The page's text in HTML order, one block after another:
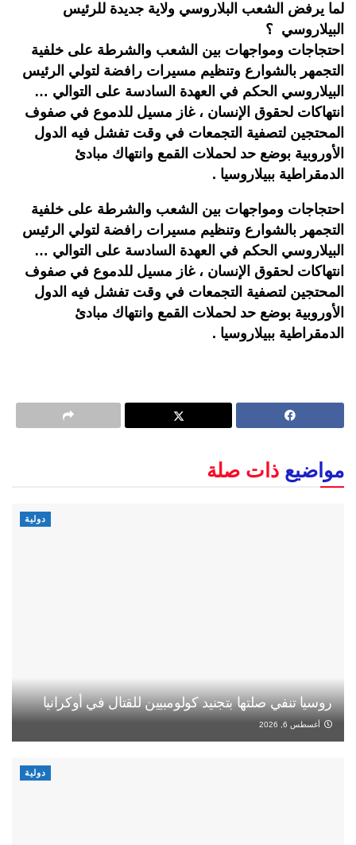
لما يرفض الشعب البلاروسي ولاية جديدة للرئيس
البيلاروسي ؟
احتجاجات ومواجهات بين الشعب والشرطة على خلفية
التجمهر بالشوارع وتنظيم مسيرات رافضة لتولي الرئيس
البيلاروسي الحكم في العهدة السادسة على التوالي …
انتهاكات لحقوق الإنسان ، غاز مسيل للدموع في صفوف
المحتجين لتصفية التجمعات في وقت تفشل فيه الدول
الأوروبية بوضع حد لحملات القمع وانتهاك مبادئ
الدمقراطية ببيلاروسيا .
احتجاجات ومواجهات بين الشعب والشرطة على خلفية
التجمهر بالشوارع وتنظيم مسيرات رافضة لتولي الرئيس
البيلاروسي الحكم في العهدة السادسة على التوالي …
انتهاكات لحقوق الإنسان ، غاز مسيل للدموع في صفوف
المحتجين لتصفية التجمعات في وقت تفشل فيه الدول
الأوروبية بوضع حد لحملات القمع وانتهاك مبادئ
الدمقراطية ببيلاروسيا .
مواضيع ذات صلة
دولية
روسيا تنفي صلتها بتجنيد كولومبيين للقتال في أوكرانيا
أغسطس 6, 2026
دولية